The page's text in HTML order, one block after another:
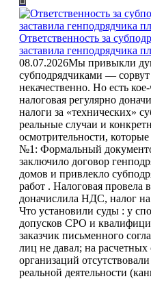
Ответственность за
заставила генподрядчика
08.07.2026Мы привыкли
субподрядчиками —
некачественно. Но есть
налоговая регулярно
налоги за «технических»
реальные случаи и
осмотрительности,
№1: Формальный
заключило договор
домов и привлекло
работ . Налоговая провела
доначислила НДС, налог
Что установили суды : у
допусков СРО и
заказчик письменного
лиц не давал; на
организаций
реальной деятельности